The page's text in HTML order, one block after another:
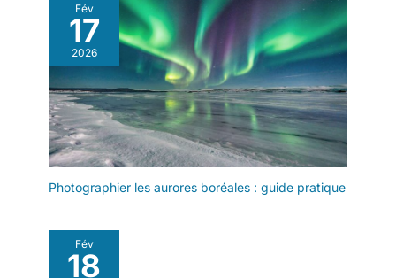
Fév
17
2026
Photographier les aurores boréales : guide pratique
Fév
18